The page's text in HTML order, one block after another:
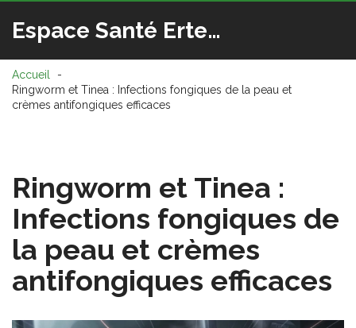
Espace Santé Ertedis
Accueil
Ringworm et Tinea : Infections fongiques de la peau et
crèmes antifongiques efficaces
Ringworm et Tinea :
Infections fongiques de
la peau et crèmes
antifongiques efficaces